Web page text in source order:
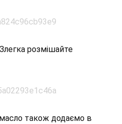
розмішайте
також додаємо в